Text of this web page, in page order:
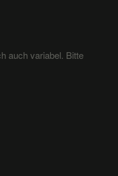
auch variabel. Bitte